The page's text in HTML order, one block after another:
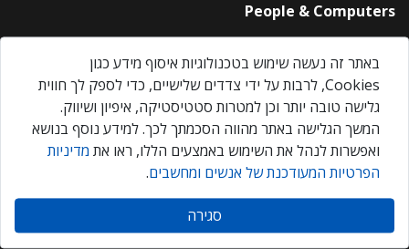
People & Computers
About Us
Privacy Policy
Contact Us
Our Events
אנשים ומחשבים © 2026 – כל הזכויות שמורות
באתר זה נעשה שימוש בטכנולוגיות איסוף מידע כגון
Cookies, לרבות על ידי צדדים שלישיים, כדי לספק לך חווית
גלישה טובה יותר וכן למטרות סטטיסטיקה, איפיון ושיווק.
המשך הגלישה באתר מהווה הסכמתך לכך. למידע נוסף בנושא
ואפשרות לנהל את השימוש באמצעים הללו, ראו את מדיניות
הפרטיות המעודכנת של אנשים ומחשבים.
סגירה